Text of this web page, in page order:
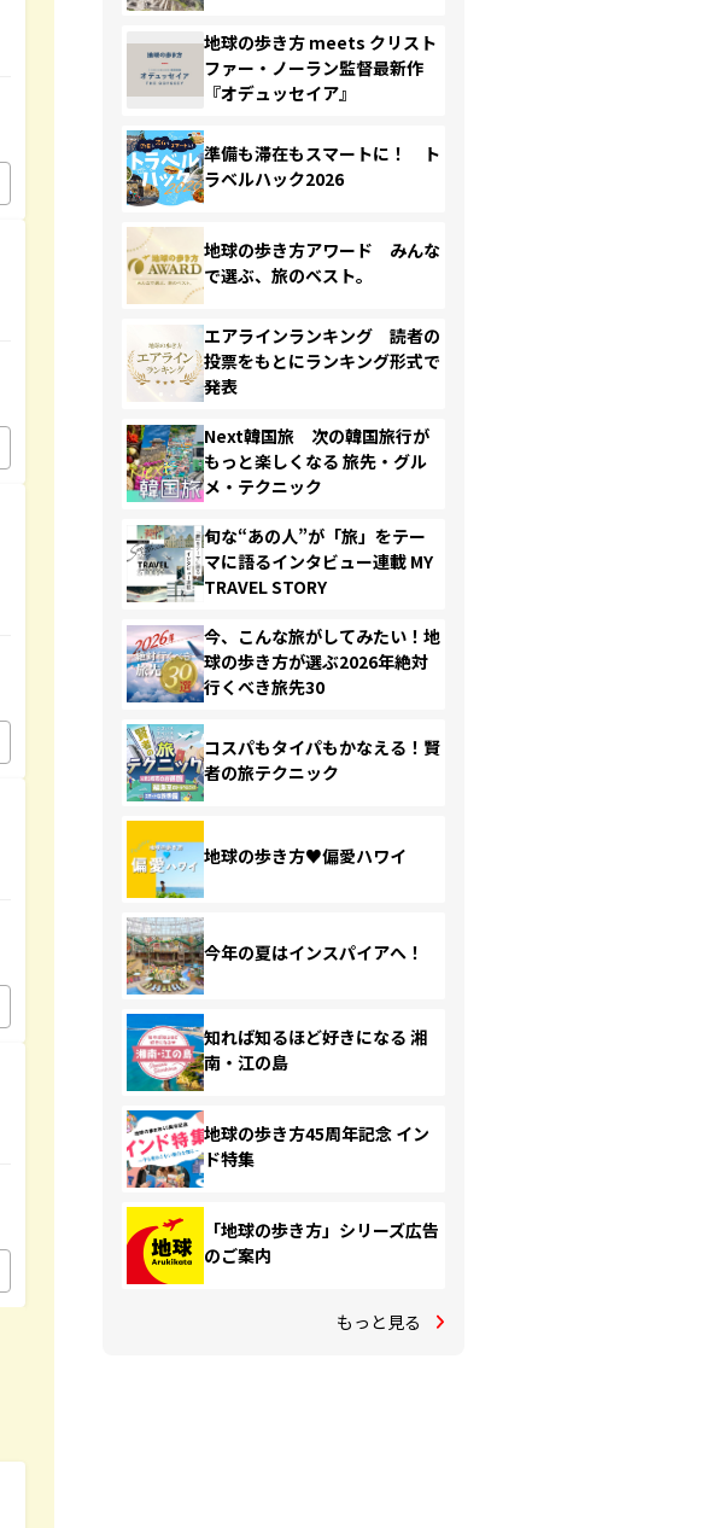
地球の歩き方 meets クリスト
ファー・ノーラン監督最新作
『オデュッセイア』
準備も滞在もスマートに！ ト
ラベルハック2026
地球の歩き方アワード みんな
で選ぶ、旅のベスト。
エアラインランキング 読者の
投票をもとにランキング形式で
発表
Next韓国旅 次の韓国旅行が
もっと楽しくなる 旅先・グル
メ・テクニック
旬な“あの人”が「旅」をテー
マに語るインタビュー連載 MY
TRAVEL STORY
今、こんな旅がしてみたい！地
球の歩き方が選ぶ2026年絶対
行くべき旅先30
コスパもタイパもかなえる！賢
者の旅テクニック
地球の歩き方♥偏愛ハワイ
今年の夏はインスパイアへ！
知れば知るほど好きになる 湘
南・江の島
地球の歩き方45周年記念 イン
ド特集
「地球の歩き方」シリーズ広告
のご案内
もっと見る